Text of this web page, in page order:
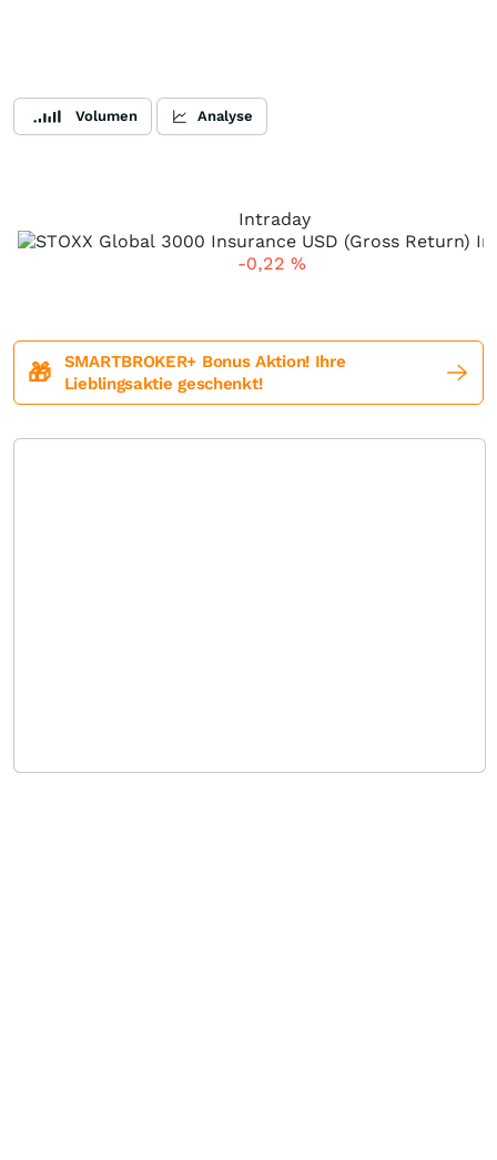
Volumen Analyse
Intraday
-0,22 %
🎁
SMARTBROKER+ Bonus Aktion! Ihre
Lieblingsaktie geschenkt!